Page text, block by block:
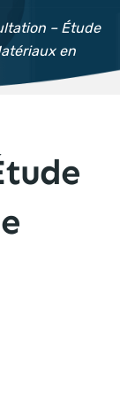
– Étude
en